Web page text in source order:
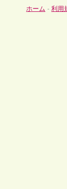
ホーム - 利用